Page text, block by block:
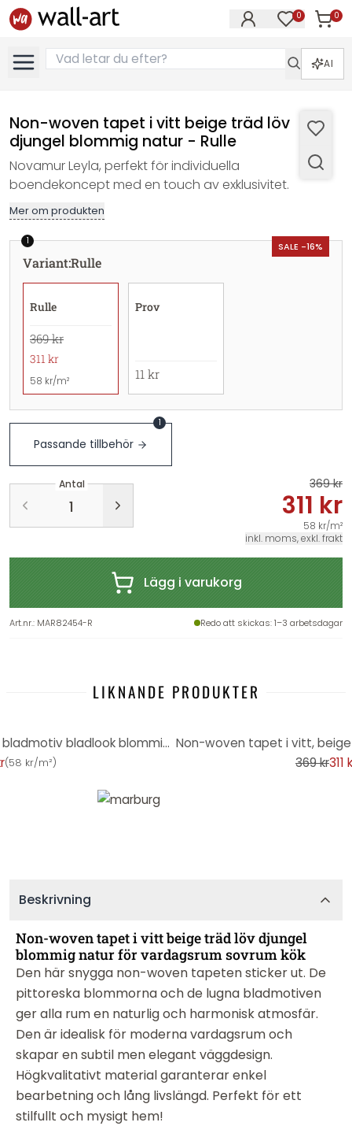
0 0
AI
Non-woven tapet i vitt beige träd löv
djungel blommig natur - Rulle
Novamur Leyla, perfekt för individuella
boendekoncept med en touch av exklusivitet.
Mer om produkten
SALE -16%
1
Variant:Rulle
Rulle
369 kr
311 kr
58 kr/m²
Prov
11 kr
Passande tillbehör
1
Antal 369 kr
311 kr
58 kr/m²
inkl. moms, exkl. frakt
Lägg i varukorg
Art.nr.: MAR82454-R Redo att skickas: 1–3 arbetsdagar
LIKNANDE PRODUKTER
Non-woven tapet i vitt, beige bladmotiv bladlook blommig natur
(58 kr/m²) 369 kr311
Beskrivning
Non-woven tapet i vitt beige träd löv djungel
blommig natur för vardagsrum sovrum kök
Den här snygga non-woven tapeten sticker ut. De
pittoreska blommorna och de lugna bladmotiven
ger alla rum en naturlig och harmonisk atmosfär.
Den är idealisk för moderna vardagsrum och
skapar en subtil men elegant väggdesign.
Högkvalitativt material garanterar enkel
bearbetning och lång livslängd. Perfekt för ett
stilfullt och mysigt hem!